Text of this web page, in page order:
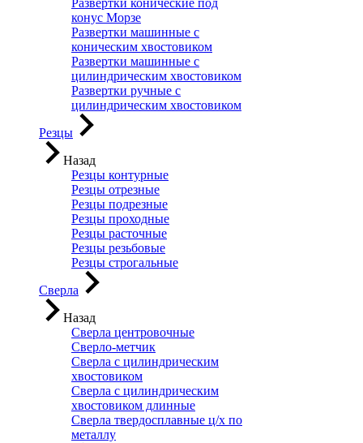
Развертки конические под
конус Морзе
Развертки машинные с
коническим хвостовиком
Развертки машинные с
цилиндрическим хвостовиком
Развертки ручные с
цилиндрическим хвостовиком
Резцы
Назад
Резцы контурные
Резцы отрезные
Резцы подрезные
Резцы проходные
Резцы расточные
Резцы резьбовые
Резцы строгальные
Сверла
Назад
Сверла центровочные
Сверло-метчик
Сверла с цилиндрическим
хвостовиком
Сверла с цилиндрическим
хвостовиком длинные
Сверла твердосплавные ц/х по
металлу